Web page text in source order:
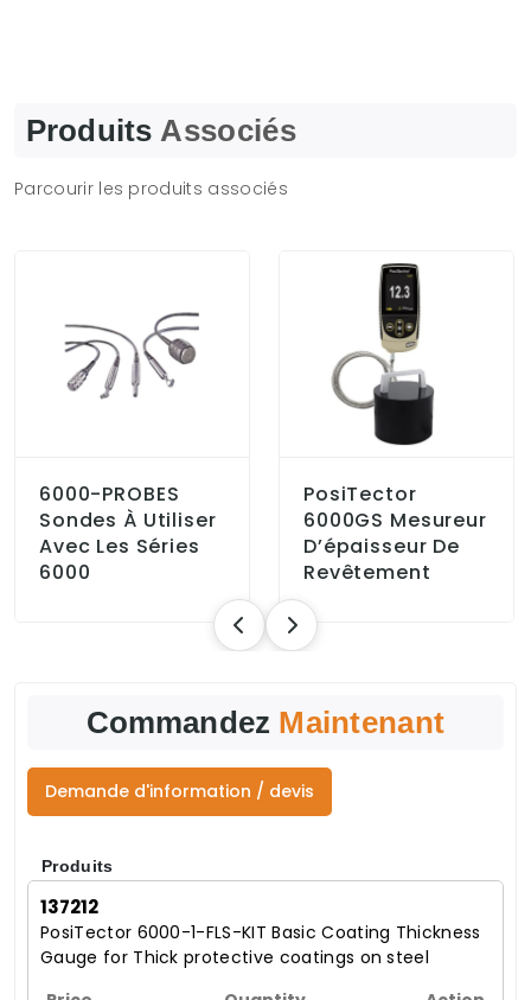
ProduitsAssociés
Parcourir les produits associés
6000-PROBES
Sondes À Utiliser
Avec Les Séries
6000
PosiTector
6000GS Mesureur
D’épaisseur De
Revêtement
Commandez Maintenant
Demande d'information / devis
Produits
137212
PosiTector 6000-1-FLS-KIT Basic Coating Thickness
Gauge for Thick protective coatings on steel